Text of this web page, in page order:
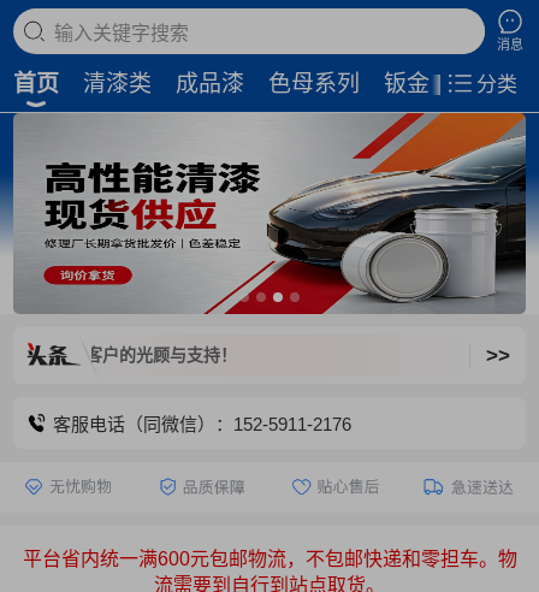
搜索商品
消息
首页 清漆类 成品漆 色母系列 钣金补土 磨
分类
老客户的光顾与支持！ >>
客服电话（同微信）：152-5911-2176
平台省内统一满600元包邮物流，不包邮快递和零担车。物
流需要到自行到站点取货。